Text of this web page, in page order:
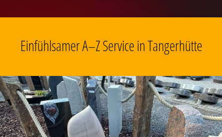
Einfühlsamer A–Z Service in Tangerhütte